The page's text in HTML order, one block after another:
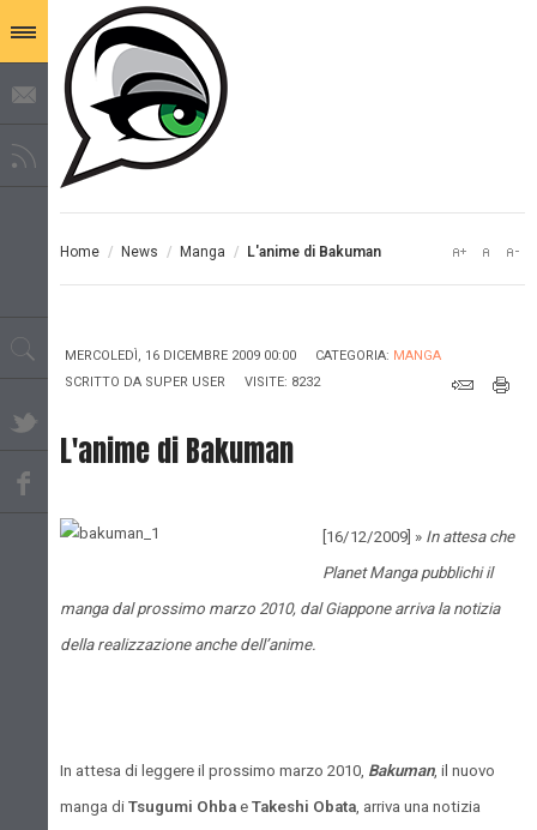
Home / News / Manga / L'anime di Bakuman
MERCOLEDÌ, 16 DICEMBRE 2009 00:00 CATEGORIA: MANGA
SCRITTO DA SUPER USER VISITE: 8232
L'anime di Bakuman
[16/12/2009] » In attesa che
Planet Manga pubblichi il
manga dal prossimo marzo 2010, dal Giappone arriva la notizia
della realizzazione anche dell’anime.
In attesa di leggere il prossimo marzo 2010, Bakuman, il nuovo
manga di Tsugumi Ohba e Takeshi Obata, arriva una notizia